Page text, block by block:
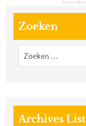
Zoeken
Archives List